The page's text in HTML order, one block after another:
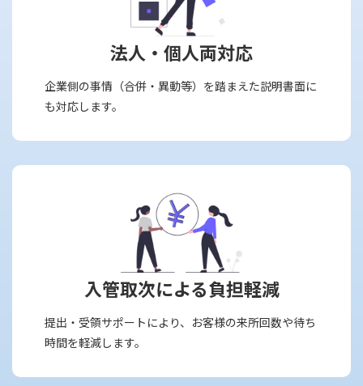
法人・個人両対応
企業側の事情（合併・異動等）を踏まえた説明書面に
も対応します。
入管取次による負担軽減
提出・受領サポートにより、お客様の来所回数や待ち
時間を軽減します。